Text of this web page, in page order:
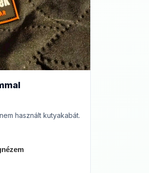
használt kutyakabát.